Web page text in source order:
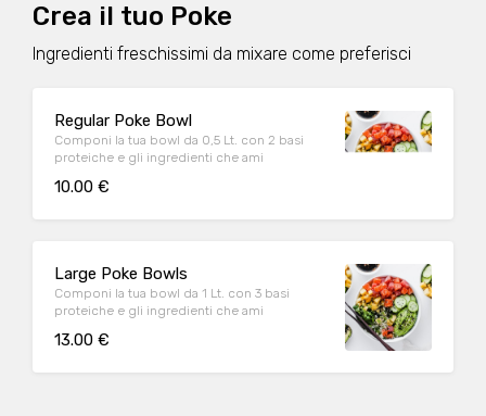
Crea il tuo Poke
Ingredienti freschissimi da mixare come preferisci
Regular Poke Bowl
Componi la tua bowl da 0,5 Lt. con 2 basi
proteiche e gli ingredienti che ami
10.00 €
Large Poke Bowls
Componi la tua bowl da 1 Lt. con 3 basi
proteiche e gli ingredienti che ami
13.00 €